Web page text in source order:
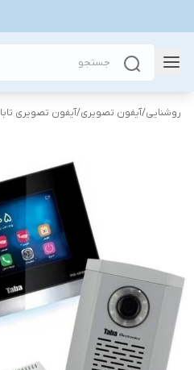
روشنایی/آیفون تصویری/آیفون تصویری تابا